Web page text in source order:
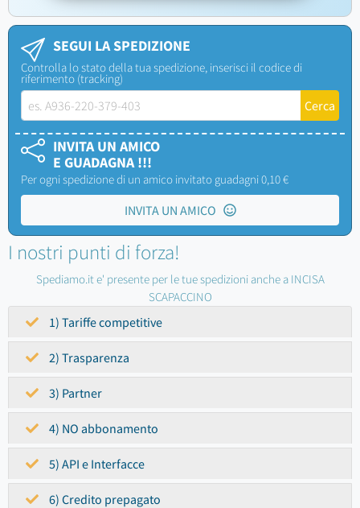
SEGUI LA SPEDIZIONE
Controlla lo stato della tua spedizione, inserisci il codice di
riferimento (tracking)
INVITA UN AMICO
E GUADAGNA !!!
Per ogni spedizione di un amico invitato guadagni 0,10 €
INVITA UN AMICO
I nostri punti di forza!
Spediamo.it e' presente per le tue spedizioni anche a INCISA
SCAPACCINO
1) Tariffe competitive
2) Trasparenza
3) Partner
4) NO abbonamento
5) API e Interfacce
6) Credito prepagato